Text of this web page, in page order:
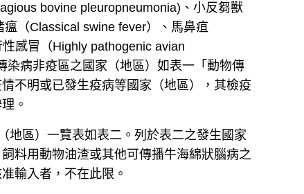
bovine pleuropneumonia) 、小反芻獸
瘟（C lassical swine fever）、馬鼻疽
感冒（Highly pathogenic avian
染病非疫區之國家（地區）如表一「動物傳
不明或已發生疫病等國家（地區）， 其檢疫
。
地區）一覽表如表二。列於表二之發生國家
料用動物油渣或其他可傳播牛海綿狀腦病之
輸入者，不在此限。